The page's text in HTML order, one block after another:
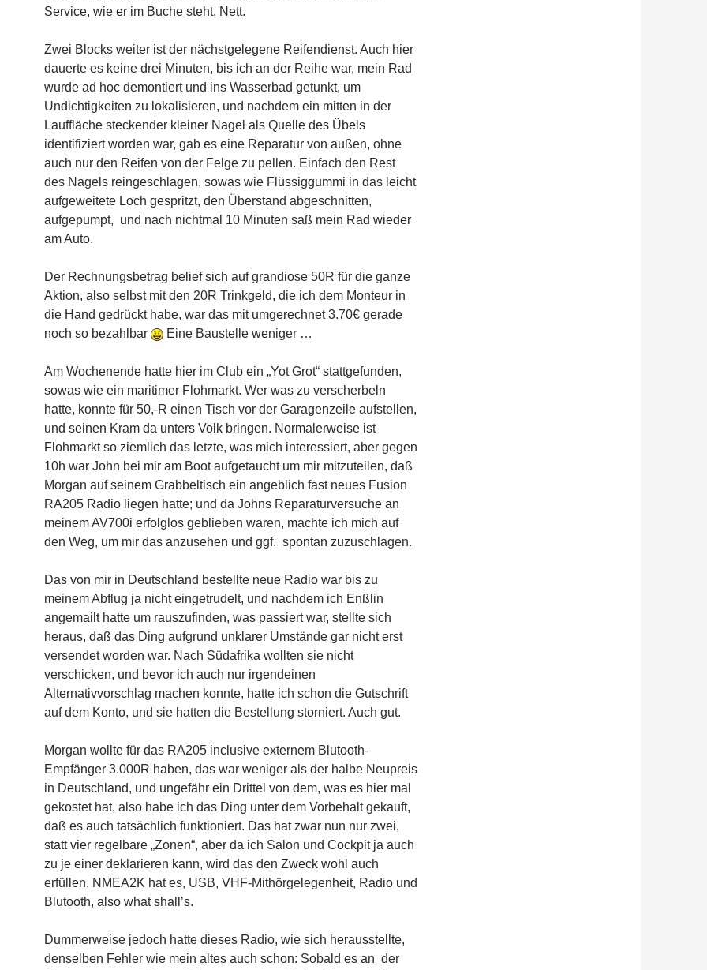
Service, wie er im Buche steht. Nett.
Zwei Blocks weiter ist der nächstgelegene Reifendienst. Auch hier
dauerte es keine drei Minuten, bis ich an der Reihe war, mein Rad
wurde ad hoc demontiert und ins Wasserbad getunkt, um
Undichtigkeiten zu lokalisieren, und nachdem ein mitten in der
Lauffläche steckender kleiner Nagel als Quelle des Übels
identifiziert worden war, gab es eine Reparatur von außen, ohne
auch nur den Reifen von der Felge zu pellen. Einfach den Rest
des Nagels reingeschlagen, sowas wie Flüssiggummi in das leicht
aufgeweitete Loch gespritzt, den Überstand abgeschnitten,
aufgepumpt, und nach nichtmal 10 Minuten saß mein Rad wieder
am Auto.
Der Rechnungsbetrag belief sich auf grandiose 50R für die ganze
Aktion, also selbst mit den 20R Trinkgeld, die ich dem Monteur in
die Hand gedrückt habe, war das mit umgerechnet 3.70€ gerade
noch so bezahlbar
Eine Baustelle weniger …
Am Wochenende hatte hier im Club ein „Yot Grot“ stattgefunden,
sowas wie ein maritimer Flohmarkt. Wer was zu verscherbeln
hatte, konnte für 50,-R einen Tisch vor der Garagenzeile aufstellen,
und seinen Kram da unters Volk bringen. Normalerweise ist
Flohmarkt so ziemlich das letzte, was mich interessiert, aber gegen
10h war John bei mir am Boot aufgetaucht um mir mitzuteilen, daß
Morgan auf seinem Grabbeltisch ein angeblich fast neues Fusion
RA205 Radio liegen hatte; und da Johns Reparaturversuche an
meinem AV700i erfolglos geblieben waren, machte ich mich auf
den Weg, um mir das anzusehen und ggf. spontan zuzuschlagen.
Das von mir in Deutschland bestellte neue Radio war bis zu
meinem Abflug ja nicht eingetrudelt, und nachdem ich Enßlin
angemailt hatte um rauszufinden, was passiert war, stellte sich
heraus, daß das Ding aufgrund unklarer Umstände gar nicht erst
versendet worden war. Nach Südafrika wollten sie nicht
verschicken, und bevor ich auch nur irgendeinen
Alternativvorschlag machen konnte, hatte ich schon die Gutschrift
auf dem Konto, und sie hatten die Bestellung storniert. Auch gut.
Morgan wollte für das RA205 inclusive externem Blutooth-
Empfänger 3.000R haben, das war weniger als der halbe Neupreis
in Deutschland, und ungefähr ein Drittel von dem, was es hier mal
gekostet hat, also habe ich das Ding unter dem Vorbehalt gekauft,
daß es auch tatsächlich funktioniert. Das hat zwar nun nur zwei,
statt vier regelbare „Zonen“, aber da ich Salon und Cockpit ja auch
zu je einer deklarieren kann, wird das den Zweck wohl auch
erfüllen. NMEA2K hat es, USB, VHF-Mithörgelegenheit, Radio und
Blutooth, also what shall’s.
Dummerweise jedoch hatte dieses Radio, wie sich herausstellte,
denselben Fehler wie mein altes auch schon: Sobald es an der